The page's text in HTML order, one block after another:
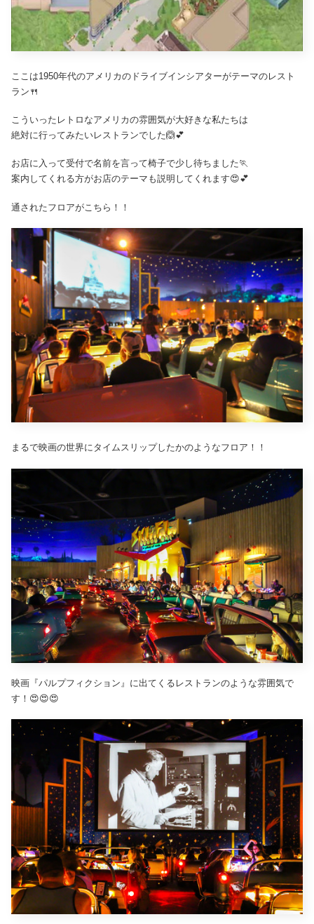
ここは1950年代のアメリカのドライブインシアターがテーマのレスト
ラン🍴
こういったレトロなアメリカの雰囲気が大好きな私たちは
絶対に行ってみたいレストランでした🙆💕
お店に入って受付で名前を言って椅子で少し待ちました🏃
案内してくれる方がお店のテーマも説明してくれます😍💕
通されたフロアがこちら！！
まるで映画の世界にタイムスリップしたかのようなフロア！！
映画『パルプフィクション』に出てくるレストランのような雰囲気で
す！😍😍😍